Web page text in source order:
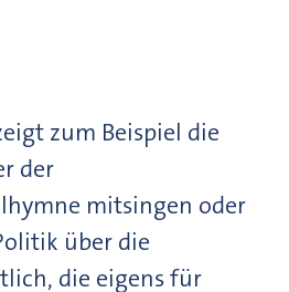
zum Beispiel die
der
mitsingen oder
über die
die eigens für